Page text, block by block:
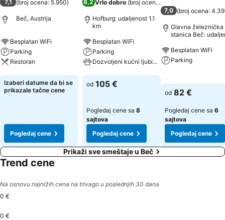
7,1 (broj ocena: 5.950)
Beč, Austrija
Besplatan WiFi
Parking
Restoran
Pogledaj cene
Izaberi datume da bi se
prikazale tačne cene
Pogledaj cene
8,2 Vrlo dobro (broj ocena: 7.298
Hofburg: udaljenost 1.1
km
Besplatan WiFi
Parking
Dozvoljeni kućni ljubimci
Pogledaj cene
od 105 €
Pogledaj cene sa 8
sajtova
Pogledaj cene
7,0 (broj ocena:
Glavna železnička
stanica Beč:
Besplatan WiFi
Parking
Pogledaj cene
od 82 €
Pogledaj cene sa 6
sajtova
Pogledaj cene
Prikaži sve smeštaje u Beč
Trend cene
Na osnovu najnižih cena na trivago u poslednjih 30 dana
0 €
0 €